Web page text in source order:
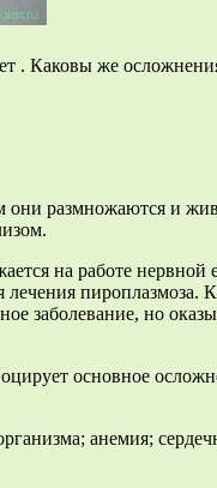
. Каковы же
размножаются и
на работе нервной
пироплазмоза.
заболевание, но
основное
анемия;